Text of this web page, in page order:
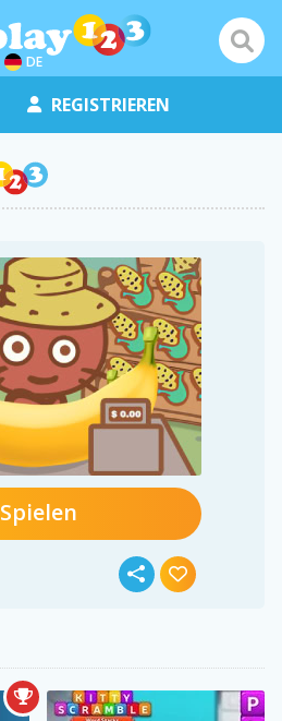
DE
REGISTRIEREN
Spielen